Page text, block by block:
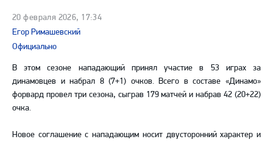
20 февраля 2026, 17:34
Егор Римашевский
Официально
В этом сезоне нападающий принял участие в 53 играх за
динамовцев и набрал 8 (7+1) очков. Всего в составе «Динамо»
форвард провел три сезона, сыграв 179 матчей и набрав 42 (20+22)
очка.
Новое соглашение с нападающим носит двусторонний характер и